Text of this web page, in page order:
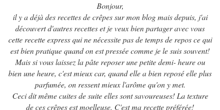
Bonjour,
il y a déjà des recettes de crêpes sur mon blog mais depuis, j'ai
découvert d'autres recettes et je veux bien partager avec vous
cette recette express qui ne nécessite pas de temps de repos ce qui
est bien pratique quand on est pressée comme je le suis souvent!
Mais si vous laissez la pâte reposer une petite demi- heure ou
bien une heure, c'est mieux car, quand elle a bien reposé elle plus
parfumée, on ressent mieux l'arôme qu'on y met.
Ceci dit même cuites de suite elles sont savoureuses! La texture
de ces crêpes est moelleuse. C'est ma recette préférée!